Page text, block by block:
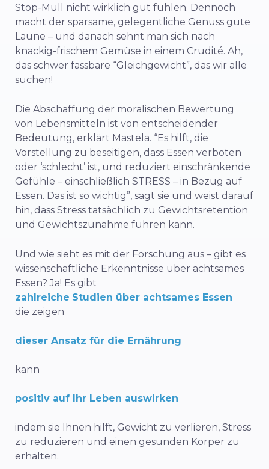
Stop-Müll nicht wirklich gut fühlen. Dennoch
macht der sparsame, gelegentliche Genuss gute
Laune – und danach sehnt man sich nach
knackig-frischem Gemüse in einem Crudité. Ah,
das schwer fassbare “Gleichgewicht”, das wir alle
suchen!
Die Abschaffung der moralischen Bewertung
von Lebensmitteln ist von entscheidender
Bedeutung, erklärt Mastela. “Es hilft, die
Vorstellung zu beseitigen, dass Essen verboten
oder ‘schlecht’ ist, und reduziert einschränkende
Gefühle – einschließlich STRESS – in Bezug auf
Essen. Das ist so wichtig”, sagt sie und weist darauf
hin, dass Stress tatsächlich zu Gewichtsretention
und Gewichtszunahme führen kann.
Und wie sieht es mit der Forschung aus – gibt es
wissenschaftliche Erkenntnisse über achtsames
Essen? Ja! Es gibt
zahlreiche Studien über achtsames Essen
die zeigen
dieser Ansatz für die Ernährung
kann
positiv auf Ihr Leben auswirken
indem sie Ihnen hilft, Gewicht zu verlieren, Stress
zu reduzieren und einen gesunden Körper zu
erhalten.